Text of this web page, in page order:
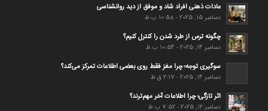
عادات ذهنی افراد شاد و موفق از دید روانشناسی
دسامبر 15, 2025 - 10:58 ب.ظ
چگونه ترس از طرد شدن را کنترل کنیم؟
دسامبر 14, 2025 - 10:54 ب.ظ
سوگیری توجه؛ چرا مغز فقط روی بعضی اطلاعات تمرکز می‌کند؟
دسامبر 14, 2025 - 2:17 ق.ظ
اثر تازگی؛ چرا اطلاعات آخر مهم‌ترند؟
دسامبر 12, 2025 - 7:52 ب.ظ